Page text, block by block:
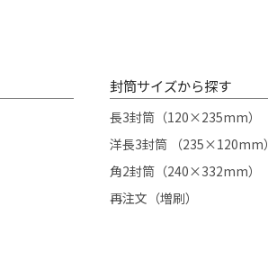
封筒サイズから探す
長3封筒（120×235mm）
洋長3封筒 （235×120mm）
角2封筒（240×332mm）
再注文（増刷）